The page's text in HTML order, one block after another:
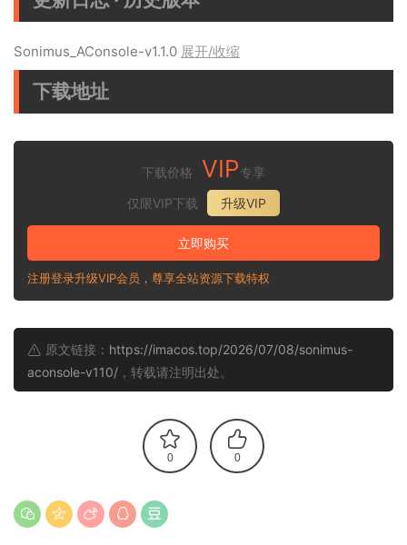
Sonimus_AConsole-v1.1.0 展开/收缩
下载地址
下载价格 VIP专享
仅限VIP下载
升级VIP
立即购买
注册登录升级VIP会员，尊享全站资源下载特权
原文链接： https://imacos.top/2026/07/08/sonimus-
aconsole-v110/ ，转载请注明出处。
0 0